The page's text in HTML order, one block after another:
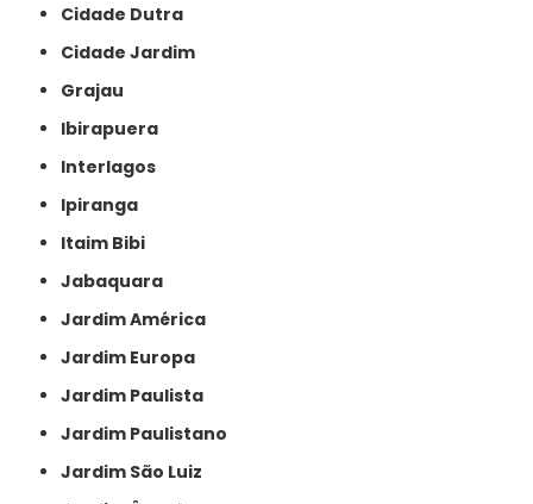
Cidade Dutra
Cidade Jardim
Grajau
Ibirapuera
Interlagos
Ipiranga
Itaim Bibi
Jabaquara
Jardim América
Jardim Europa
Jardim Paulista
Jardim Paulistano
Jardim São Luiz